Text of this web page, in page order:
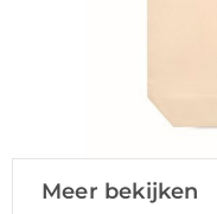
Meer bekijken